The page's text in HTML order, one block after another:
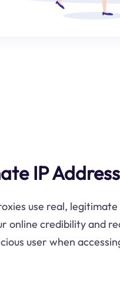
IP
use real,
online credibility and
user when